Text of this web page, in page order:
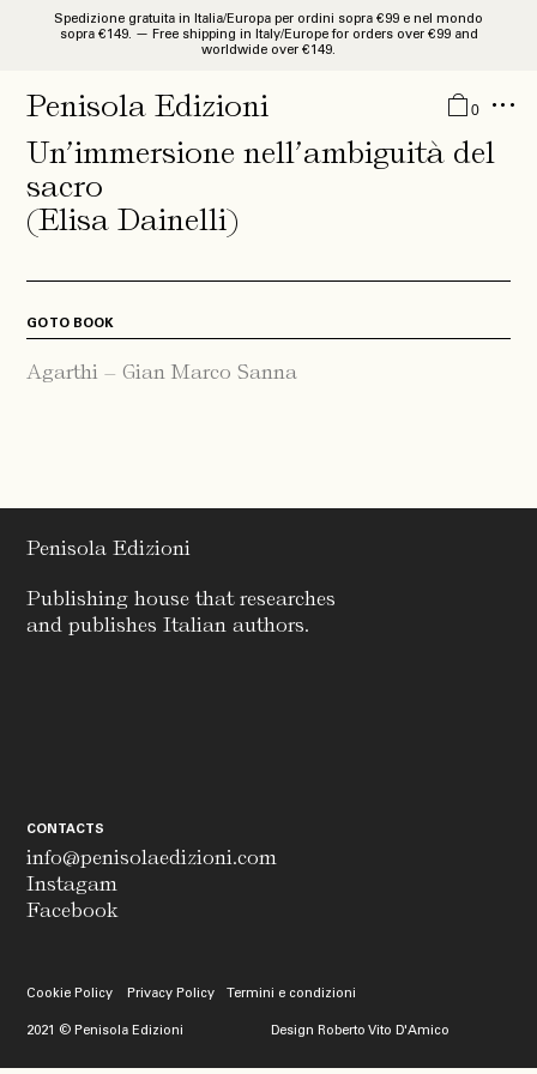
Spedizione gratuita in Italia/Europa per ordini sopra €99 e nel mondo
sopra €149. — Free shipping in Italy/Europe for orders over €99 and
worldwide over €149.
Catalogue
Studies and Researches
Monographies
Libri d’Artista
News
Penisola Edizioni 0
Un’immersione nell’ambiguità del
sacro
(Elisa Dainelli)
GO TO BOOK
Agarthi – Gian Marco Sanna
Penisola Edizioni
Publishing house that researches
and publishes Italian authors.
CONTACTS
info@penisolaedizioni.com
Instagam
Facebook
Cookie Policy Privacy Policy Termini e condizioni
2021 © Penisola Edizioni Design Roberto Vito D'Amico